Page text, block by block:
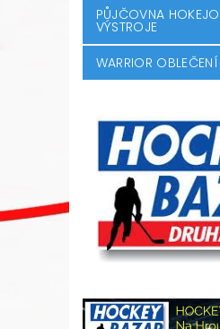
PŮJČOVNA
VÝSTROJE
WARRIOR OBLEČENÍ